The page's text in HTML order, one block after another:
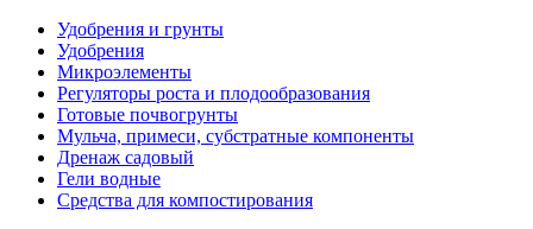
Удобрения и грунты
Удобрения
Микроэлементы
Регуляторы роста и плодообразования
Готовые почвогрунты
Мульча, примеси, субстратные компоненты
Дренаж садовый
Гели водные
Средства для компостирования